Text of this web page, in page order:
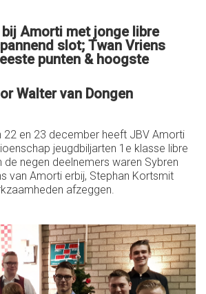
Amorti met jonge libre
slot; Twan Vriens
punten & hoogste
Walter van Dongen
22 en 23 december heeft JBV Amorti
jeugdbiljarten 1e klasse libre
de negen deelnemers waren Sybren
van Amorti erbij, Stephan Kortsmit
afzeggen.